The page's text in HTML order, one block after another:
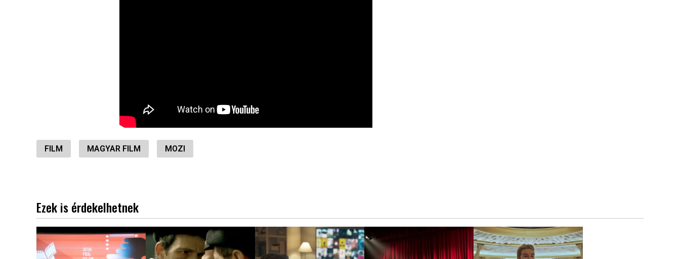
FILM MAGYAR FILM MOZI
Ezek is érdekelhetnek